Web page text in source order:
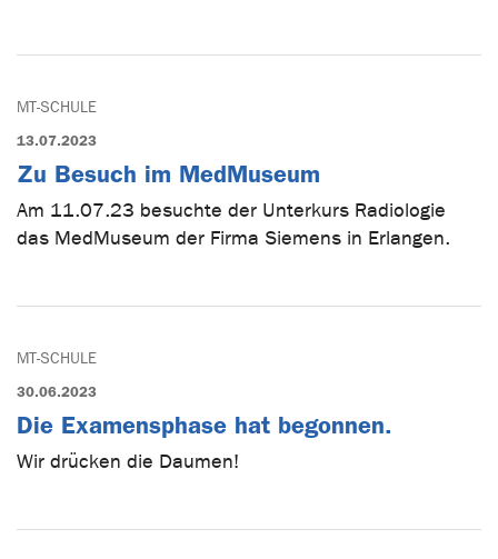
MT-SCHULE
13.07.2023
Zu Besuch im MedMuseum
Am 11.07.23 besuchte der Unterkurs Radiologie
das MedMuseum der Firma Siemens in Erlangen.
MT-SCHULE
30.06.2023
Die Examensphase hat begonnen.
Wir drücken die Daumen!